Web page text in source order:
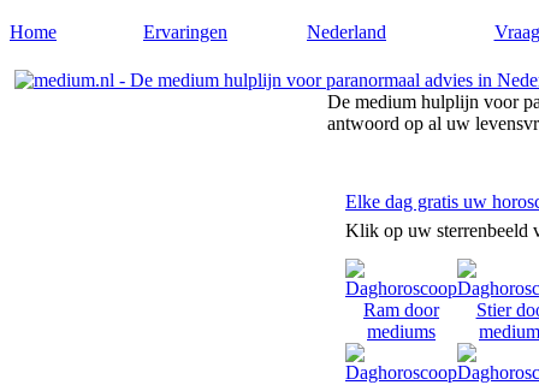
Home Ervaringen Nederland
De medium hulplijn voor
antwoord op al uw
Elke dag gratis uw
Klik op uw sterrenbeeld